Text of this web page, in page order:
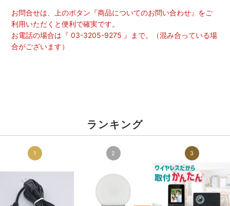
お問合せは、上のボタン『商品についてのお問い合わせ』をご
利用いただくと便利で確実です。
お電話の場合は『 03-3205-9275 』まで。（混み合っている場
合がございます）
ランキング
1 2 3